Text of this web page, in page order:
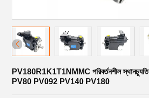
PV180R1K1T1NMMC পরিবর্তনশীল
PV80 PV092 PV140 PV180